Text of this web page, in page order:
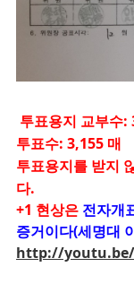
투표용지 교부수:
투표수: 3,155 매
투표용지를 받지
다.
+1 현상은 전자개
증거이다(세명대
http://youtu.be/